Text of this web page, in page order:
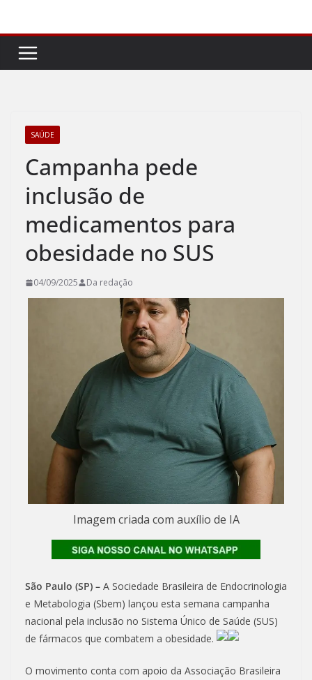
conteúdo
SAÚDE
Campanha pede
inclusão de
medicamentos para
obesidade no SUS
04/09/2025 Da redação
Imagem criada com auxílio de IA
São Paulo (SP) – A Sociedade Brasileira de Endocrinologia
e Metabologia (Sbem) lançou esta semana campanha
nacional pela inclusão no Sistema Único de Saúde (SUS)
de fármacos que combatem a obesidade.
O movimento conta com apoio da Associação Brasileira